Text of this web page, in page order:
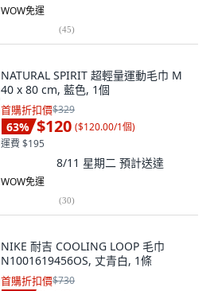
WOW免運
(45)
NATURAL SPIRIT 超輕量運動毛巾 M
40 x 80 cm, 藍色, 1個
首購折扣價$329
63% $120 ($120.00/1個)
運費 $195
8/11 星期二 預計送達
WOW免運
(30)
NIKE 耐吉 COOLING LOOP 毛巾
N1001619456OS, 丈青白, 1條
首購折扣價$730